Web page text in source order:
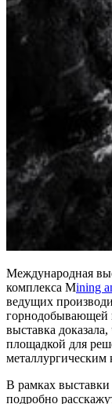
Международная
комплекса Mining
ведущих
горнодобывающей
выставка
площадкой для
металлургическим
В рамках
подробно